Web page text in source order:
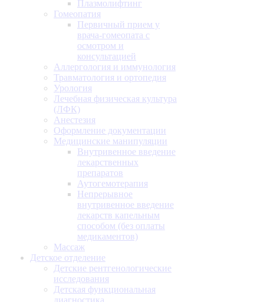
Плазмолифтинг
Гомеопатия
Первичный прием у
врача-гомеопата с
осмотром и
консультацией
Аллергология и иммунология
Травматология и ортопедия
Урология
Лечебная физическая культура
(ЛФК)
Анестезия
Оформление документации
Медицинские манипуляции
Внутривенное введение
лекарственных
препаратов
Аутогемотерапия
Непрерывное
внутривенное введение
лекарств капельным
способом (без оплаты
медикаментов)
Массаж
Детское отделение
Детские рентгенологические
исследования
Детская функциональная
диагностика